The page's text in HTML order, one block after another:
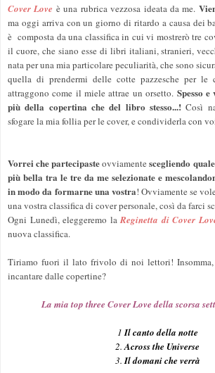
Cover Love è una rubrica vezzosa ideata da me.
ma oggi arriva con un giorno di ritardo a causa dei
è composta da una classifica in cui vi mostrerò tre
il cuore, che siano esse di libri italiani, stranieri,
nata per una mia particolare peculiarità, che sono
quella di prendermi delle cotte pazzesche per
attraggono come il miele attrae un orsetto. Spesso
più della copertina che del libro stesso...! Così
sfogare la mia follia per le cover, e condividerla con
Vorrei che partecipasteovviamentescegliendo
più bella tra le tre da me selezionate e
in modo da formarne una vostra! Ovviamente se
una vostra classifica di cover personale, così da farci
Ogni Lunedì, eleggeremo laReginetta di Cover
nuova classifica.
Tiriamo fuori il lato frivolo di noi lettori!
incantare dalle copertine?
La mia top three Cover Love della scorsa
1Il canto della notte
2.Across the Universe
3.Il domani che verrà